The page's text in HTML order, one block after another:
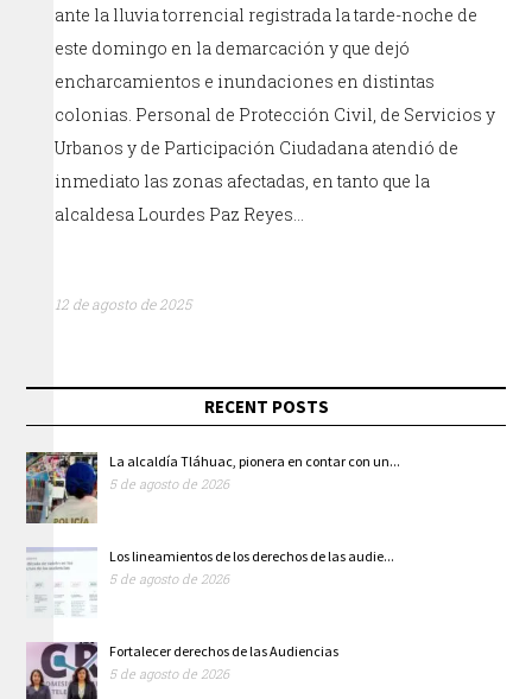
ante la lluvia torrencial registrada la tarde-noche de
este domingo en la demarcación y que dejó
encharcamientos e inundaciones en distintas
colonias. Personal de Protección Civil, de Servicios y
Urbanos y de Participación Ciudadana atendió de
inmediato las zonas afectadas, en tanto que la
alcaldesa Lourdes Paz Reyes…
12 de agosto de 2025
RECENT POSTS
La alcaldía Tláhuac, pionera en contar con un...
5 de agosto de 2026
Los lineamientos de los derechos de las audie...
5 de agosto de 2026
Fortalecer derechos de las Audiencias
5 de agosto de 2026